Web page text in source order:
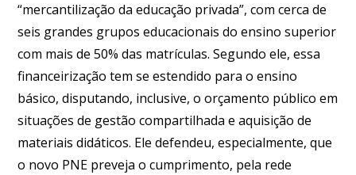
“mercantilização da educação privada”, com cerca de
seis grandes grupos educacionais do ensino superior
com mais de 50% das matrículas. Segundo ele, essa
financeirização tem se estendido para o ensino
básico, disputando, inclusive, o orçamento público em
situações de gestão compartilhada e aquisição de
materiais didáticos. Ele defendeu, especialmente, que
o novo PNE preveja o cumprimento, pela rede